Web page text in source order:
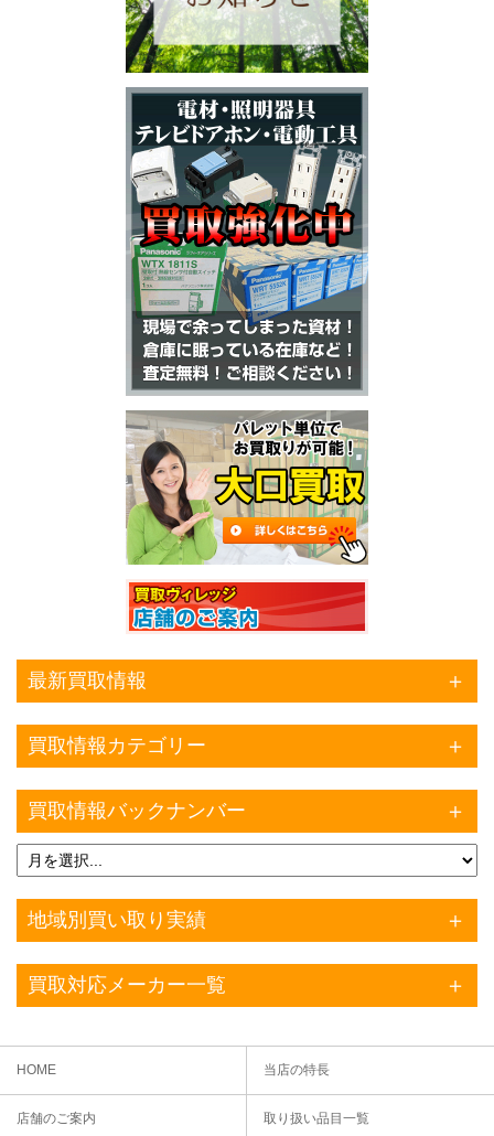
最新買取情報
買取情報カテゴリー
買取情報バックナンバー
地域別買い取り実績
買取対応メーカー一覧
HOME 当店の特長
店舗のご案内 取り扱い品目一覧